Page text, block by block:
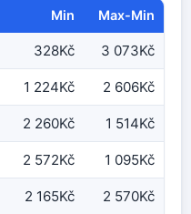
Min Max-Min
328Kč 3 073Kč
1 224Kč 2 606Kč
2 260Kč 1 514Kč
2 572Kč 1 095Kč
2 165Kč 2 570Kč